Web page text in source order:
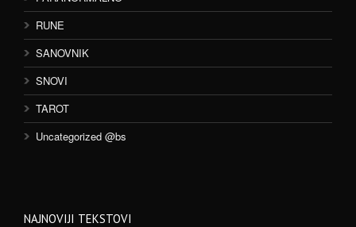
RUNE
SANOVNIK
SNOVI
TAROT
Uncategorized @bs
NAJNOVIJI TEKSTOVI